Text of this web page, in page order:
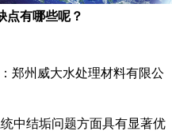
点有哪些呢？
郑州威大水处理材料有限公
中结垢问题方面具有显著优